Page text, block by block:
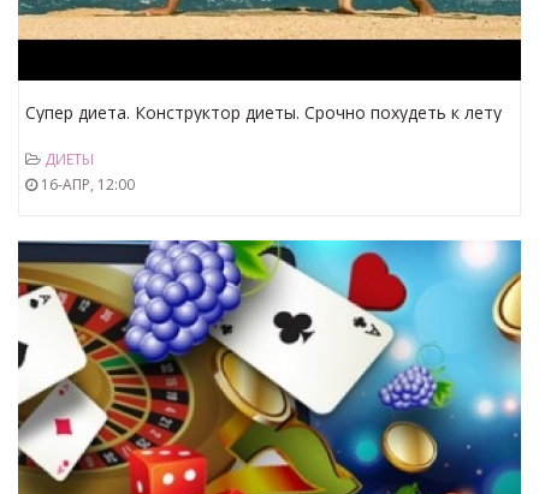
Супер диета. Конструктор диеты. Срочно похудеть к лету
ДИЕТЫ
16-АПР, 12:00